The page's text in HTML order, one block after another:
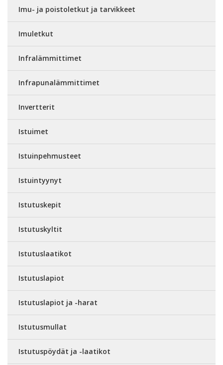
Imu- ja poistoletkut ja tarvikkeet
Imuletkut
Infralämmittimet
Infrapunalämmittimet
Invertterit
Istuimet
Istuinpehmusteet
Istuintyynyt
Istutuskepit
Istutuskyltit
Istutuslaatikot
Istutuslapiot
Istutuslapiot ja -harat
Istutusmullat
Istutuspöydät ja -laatikot